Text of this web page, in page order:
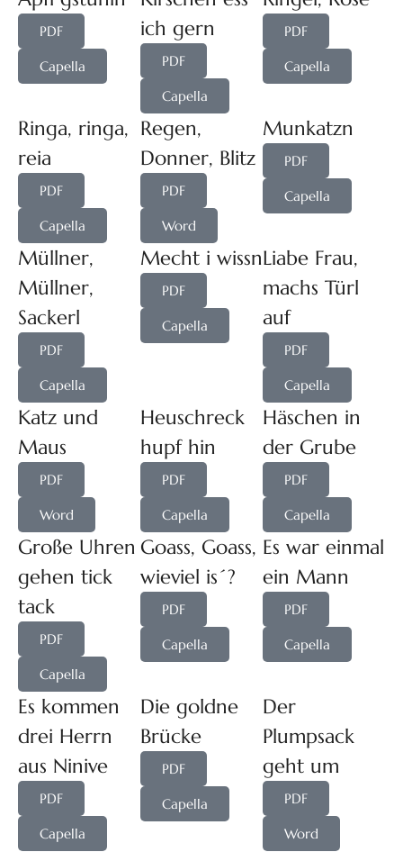
PDF
Capella
ich gern
PDF
Capella
PDF
Capella
Ringa, ringa,
reia
PDF
Capella
Regen,
Donner, Blitz
PDF
Word
Munkatzn
PDF
Capella
Müllner,
Müllner,
Sackerl
PDF
Capella
Mecht i wissn
PDF
Capella
Liabe Frau,
machs Türl
auf
PDF
Capella
Katz und
Maus
PDF
Word
Heuschreck
hupf hin
PDF
Capella
Häschen in
der Grube
PDF
Capella
Große Uhren
gehen tick
tack
PDF
Capella
Goass, Goass,
wieviel is´?
PDF
Capella
Es war einmal
ein Mann
PDF
Capella
Es kommen
drei Herrn
aus Ninive
PDF
Capella
Die goldne
Brücke
PDF
Capella
Der
Plumpsack
geht um
PDF
Word